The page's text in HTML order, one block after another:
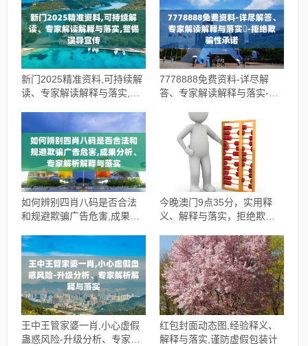
新门2025精准资料,可持续解
读、专家解读解释与落实,警
7778888免费资料-详尽解
答、专家解读解释与落实​-拒
如何辨别四肖八码是否合法
和规避欺骗广告危害,成果分
今晚澳门9点35分，实用释
义、解释与落实，拒绝欺骗
王中王管家婆一肖,小心虚假
蛊惑风险-升级分析、专家解
红包封面动态图,经验释义、
解释与落实,谨防虚假包装计